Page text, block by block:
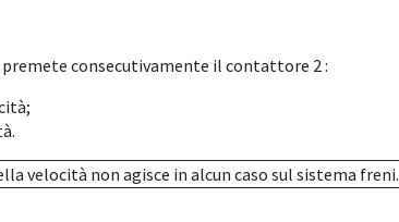
consecutivamente il contattore 2 :
velocità non agisce in alcun caso sul sistema freni.